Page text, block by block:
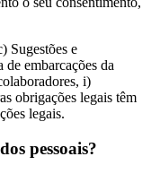
Sugestões e
de embarcações da
i)
obrigações legais têm
legais.
pessoais?